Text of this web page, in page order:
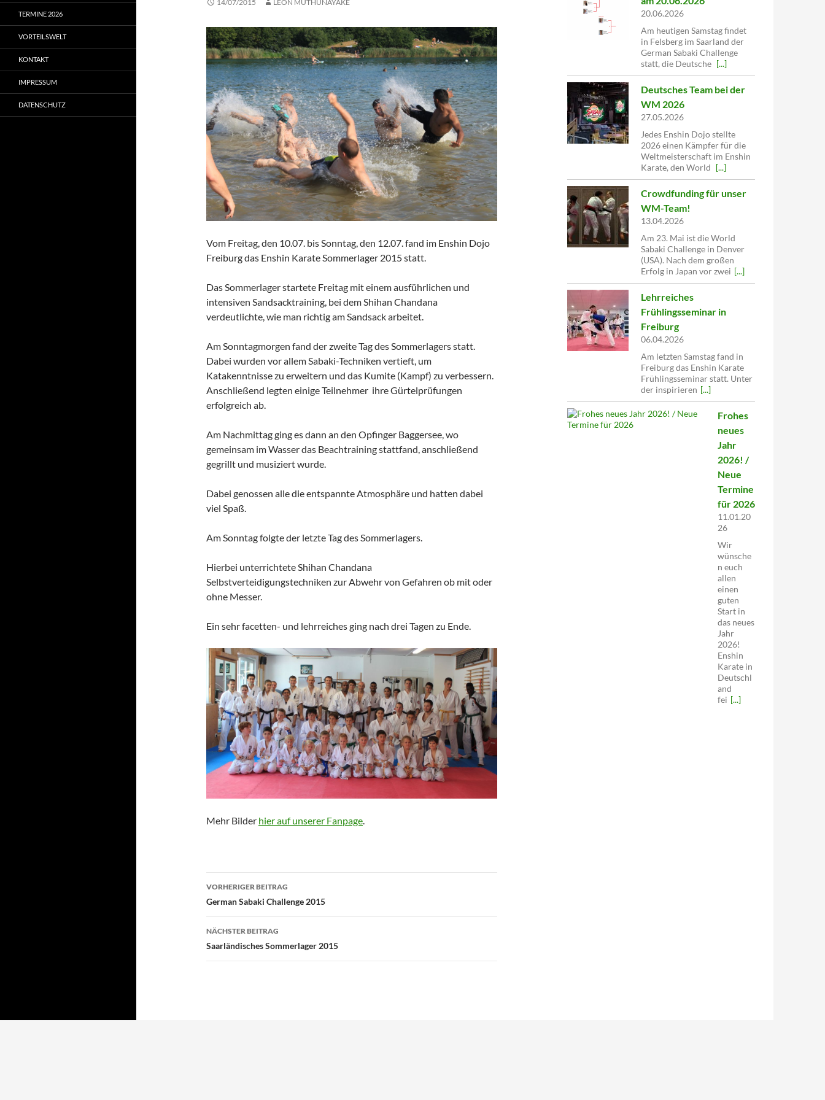
14/07/2015 LEON MUTHUNAYAKE
Vom Freitag, den 10.07. bis Sonntag, den 12.07. fand im Enshin Dojo
Freiburg das Enshin Karate Sommerlager 2015 statt.
Das Sommerlager startete Freitag mit einem ausführlichen und
intensiven Sandsacktraining, bei dem Shihan Chandana
verdeutlichte, wie man richtig am Sandsack arbeitet.
Am Sonntagmorgen fand der zweite Tag des Sommerlagers statt.
Dabei wurden vor allem Sabaki-Techniken vertieft, um
Katakenntnisse zu erweitern und das Kumite (Kampf) zu verbessern.
Anschließend legten einige Teilnehmer ihre Gürtelprüfungen
erfolgreich ab.
Am Nachmittag ging es dann an den Opfinger Baggersee, wo
gemeinsam im Wasser das Beachtraining stattfand, anschließend
gegrillt und musiziert wurde.
Dabei genossen alle die entspannte Atmosphäre und hatten dabei
viel Spaß.
Am Sonntag folgte der letzte Tag des Sommerlagers.
Hierbei unterrichtete Shihan Chandana
Selbstverteidigungstechniken zur Abwehr von Gefahren ob mit oder
ohne Messer.
Ein sehr facetten- und lehrreiches ging nach drei Tagen zu Ende.
Mehr Bilder hier auf unserer Fanpage
Beitragsnavigation
VORHERIGER BEITRAG
German Sabaki Challenge 2015
NÄCHSTER BEITRAG
Saarländisches Sommerlager 2015
20.06.2026
Am heutigen Samstag findet
in Felsberg im Saarland der
German Sabaki Challenge
statt, die Deutsche [...]
Deutsches Team bei der
WM 2026
27.05.2026
Jedes Enshin Dojo stellte
2026 einen Kämpfer für die
Weltmeisterschaft im Enshin
Karate, den World [...]
Crowdfunding für unser
WM-Team!
13.04.2026
Am 23. Mai ist die World
Sabaki Challenge in Denver
(USA). Nach dem großen
Erfolg in Japan vor zwei [...]
Lehrreiches
Frühlingsseminar in
Freiburg
06.04.2026
Am letzten Samstag fand in
Freiburg das Enshin Karate
Frühlingsseminar statt. Unter
der inspirieren [...]
Frohes
neues
Jahr
2026! /
Neue
Termine
für 2026
11.01.20
26
Wir
wünsche
n euch
allen
einen
guten
Start in
das neues
Jahr
2026!
Enshin
Karate in
Deutschl
and
fei [...]
TERMINE 2026
VORTEILSWELT
KONTAKT
IMPRESSUM
DATENSCHUTZ